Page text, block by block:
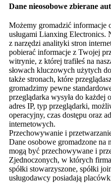
Dane nieosobowe zbierane
Możemy gromadzić
usługami Lianxing Electronics.
z narzędzi analityki stron
pobierać informacje z Twojej
witrynie, z której trafiłeś na
słowach kluczowych użytych
także stronach, które
gromadzimy pewne
przeglądarka wysyła do
adres IP, typ przeglądarki,
operacyjny, czas dostępu oraz
internetowych.
Przechowywanie i
Dane osobowe gromadzone na
mogą być przechowywane i
Zjednoczonych, w których
spółki stowarzyszone, spółki
usługodawcy posiadają